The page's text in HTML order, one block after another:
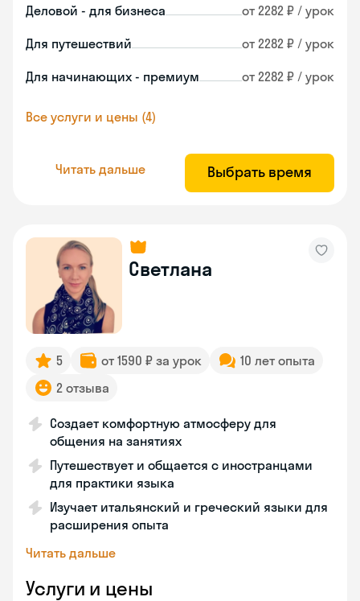
Деловой - для бизнеса от 2282 ₽ / урок
Для путешествий от 2282 ₽ / урок
Для начинающих - премиум от 2282 ₽ / урок
Все услуги и цены (4)
Читать дальше Выбрать время
Светлана
5 от 1590 ₽ за урок
10 лет опыта
2 отзыва
Создает комфортную атмосферу для
общения на занятиях
Путешествует и общается с иностранцами
для практики языка
Изучает итальянский и греческий языки для
расширения опыта
Читать дальше
Услуги и цены